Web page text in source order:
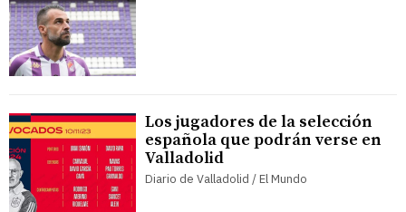
Los jugadores de la selección
española que podrán verse en
Valladolid
Diario de Valladolid / El Mundo